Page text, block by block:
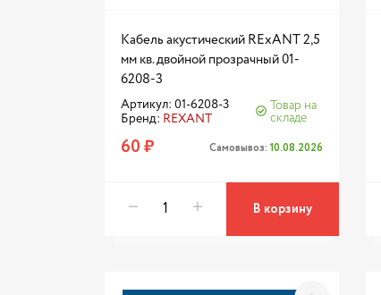
Кабель акустический RExANT 2,5
мм кв. двойной прозрачный 01-
6208-3
Артикул: 01-6208-3
Бренд: REXANT
Товар на
складе
60 ₽ Самовывоз: 10.08.2026
В корзину